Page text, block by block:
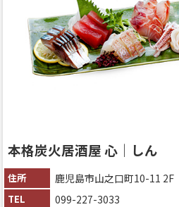
本格炭火居酒屋 心｜しん
住所 鹿児島市山之口町10-11 2F
TEL 099-227-3033